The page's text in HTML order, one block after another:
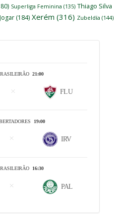
Superliga Feminina (135) Thiago Silva
(184) Xerém (316) Zubeldía (144)
21:00
FLU
19:00
IRV
16:30
PAL